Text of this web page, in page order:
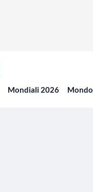
Mondiali 2026 Mondo